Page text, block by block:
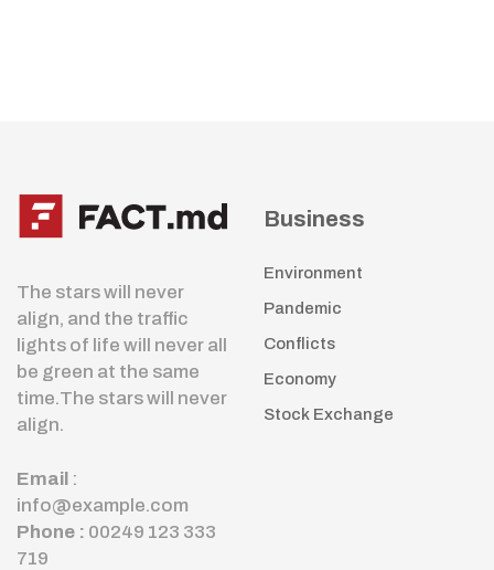
The stars will never
align, and the traffic
lights of life will never all
be green at the same
time.The stars will never
align.
Email :
info@example.com
Phone : 00249 123 333
719
Business
Environment
Pandemic
Conflicts
Economy
Stock Exchange